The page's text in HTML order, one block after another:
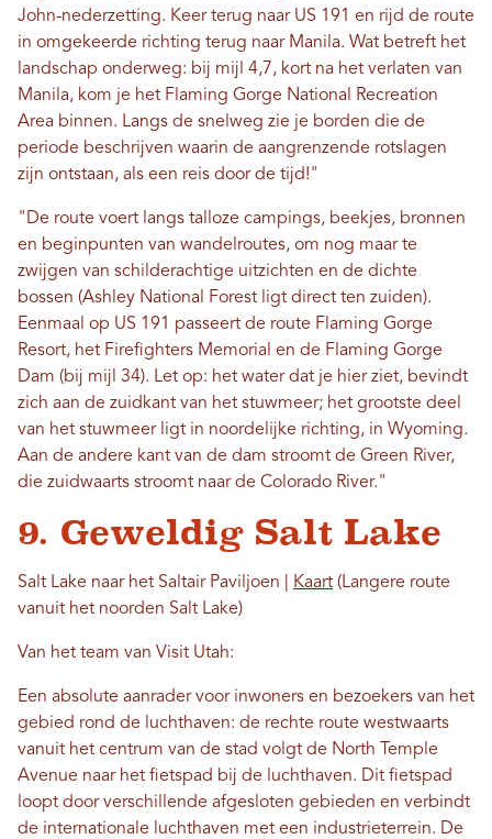
John-nederzetting. Keer terug naar US 191 en rijd de route
in omgekeerde richting terug naar Manila. Wat betreft het
landschap onderweg: bij mijl 4,7, kort na het verlaten van
Manila, kom je het Flaming Gorge National Recreation
Area binnen. Langs de snelweg zie je borden die de
periode beschrijven waarin de aangrenzende rotslagen
zijn ontstaan, als een reis door de tijd!"
"De route voert langs talloze campings, beekjes, bronnen
en beginpunten van wandelroutes, om nog maar te
zwijgen van schilderachtige uitzichten en de dichte
bossen (Ashley National Forest ligt direct ten zuiden).
Eenmaal op US 191 passeert de route Flaming Gorge
Resort, het Firefighters Memorial en de Flaming Gorge
Dam (bij mijl 34). Let op: het water dat je hier ziet, bevindt
zich aan de zuidkant van het stuwmeer; het grootste deel
van het stuwmeer ligt in noordelijke richting, in Wyoming.
Aan de andere kant van de dam stroomt de Green River,
die zuidwaarts stroomt naar de Colorado River."
9. Geweldig Salt Lake
Salt Lake naar het Saltair Paviljoen | Kaart (Langere route
vanuit het noorden Salt Lake)
Van het team van Visit Utah:
Een absolute aanrader voor inwoners en bezoekers van het
gebied rond de luchthaven: de rechte route westwaarts
vanuit het centrum van de stad volgt de North Temple
Avenue naar het fietspad bij de luchthaven. Dit fietspad
loopt door verschillende afgesloten gebieden en verbindt
de internationale luchthaven met een industrieterrein. De